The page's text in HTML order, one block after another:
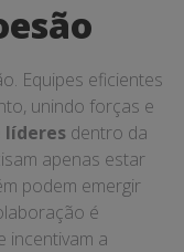
Equipes eficientes
unindo forças e
líderes dentro da
apenas estar
podem emergir
é
incentivam a